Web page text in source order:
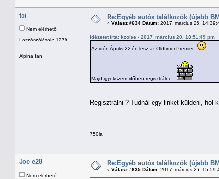
toi
Nem elérhető
Hozzászólások: 1379
Alpina fan
Re:Egyéb autós találkozók (újabb
« Válasz #634 Dátum: 2017. március 26.
Idézetet írta: kzolee - 2017. március 20. 18:51:49 pm
Az idén Április 22-én lesz az Oldtimer Premier.
Majd igyekszem időben regisztrálni...
Regisztrálni ? Tudnál egy linket küldeni, hol
750ia
Joe e28
Nem elérhető
Re:Egyéb autós találkozók (újabb
« Válasz #635 Dátum: 2017. március 26.